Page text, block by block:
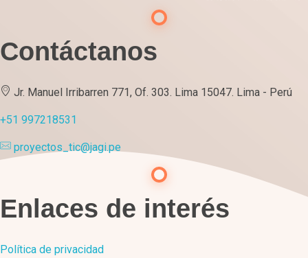
Contáctanos
Jr. Manuel Irribarren 771, Of. 303. Lima 15047. Lima - Perú
+51 997218531
proyectos_tic@jagi.pe
Enlaces de interés
Política de privacidad